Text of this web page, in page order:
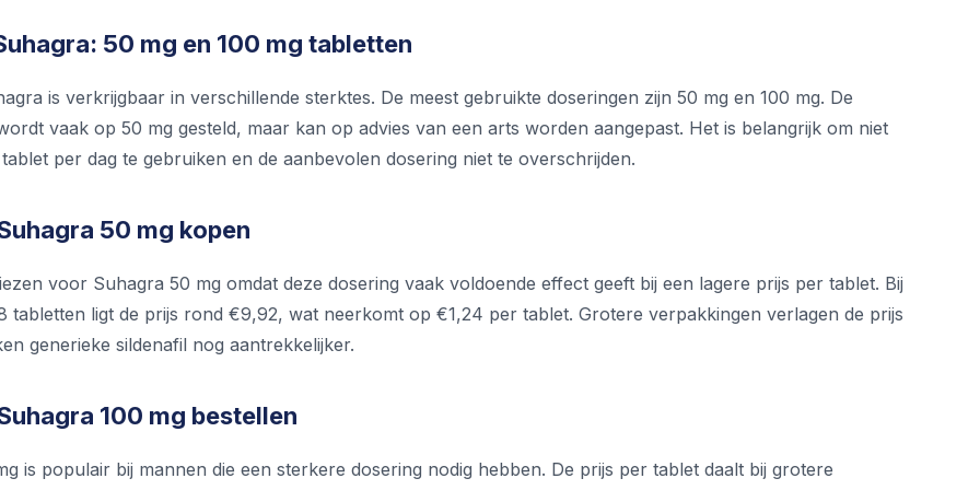
50 mg en 100 mg tabletten
is verkrijgbaar in verschillende sterktes. De meest gebruikte doseringen zijn 50 mg en 100 mg. De
vaak op 50 mg gesteld, maar kan op advies van een arts worden aangepast. Het is belangrijk om niet
per dag te gebruiken en de aanbevolen dosering niet te overschrijden.
50 mg kopen
voor Suhagra 50 mg omdat deze dosering vaak voldoende effect geeft bij een lagere prijs per tablet. Bij
tabletten ligt de prijs rond €9,92, wat neerkomt op €1,24 per tablet. Grotere verpakkingen verlagen de prijs
generieke sildenafil nog aantrekkelijker.
100 mg bestellen
is populair bij mannen die een sterkere dosering nodig hebben. De prijs per tablet daalt bij grotere